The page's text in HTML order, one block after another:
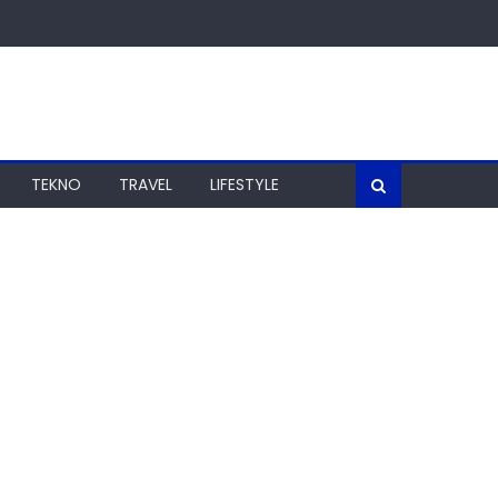
TEKNO TRAVEL LIFESTYLE